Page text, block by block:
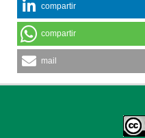
compartir
compartir
mail